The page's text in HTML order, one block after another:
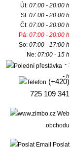
Út:07:00 - 20:00 h
St:07:00 - 20:00 h
Čt:07:00 - 20:00 h
Pá:07:00 - 20:00 h
So:07:00 - 17:00 h
Ne:07:00 - 15 h
- :
- h
(+420)
725 109 341
Web
obchodu
Poslat